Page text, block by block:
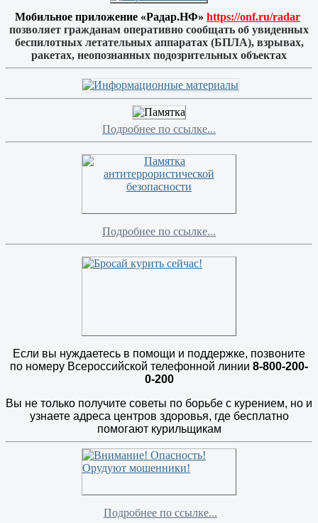
Мобильное приложение «Радар.НФ» https://onf.ru/radar
позволяет гражданам оперативно сообщать об увиденных
беспилотных летательных аппаратах (БПЛА), взрывах,
ракетах, неопознанных подозрительных объектах
Подробнее по ссылке...
Подробнее по ссылке...
Если вы нуждаетесь в помощи и поддержке, позвоните
по номеру Всероссийской телефонной линии 8-800-200-
0-200
Вы не только получите советы по борьбе с курением, но и
узнаете адреса центров здоровья, где бесплатно
помогают курильщикам
Подробнее по ссылке...